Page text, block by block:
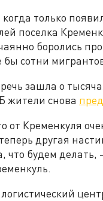
только
поселка
боролись
бы сотни
зашла о
жители снова
от Кременкуля
другая
что будем